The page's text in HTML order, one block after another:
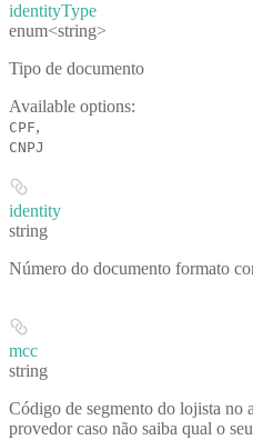
identityType
enum<string>
Tipo de documento
Available options:
CPF,
CNPJ
identity
string
Número do documento formato
mcc
string
Código de segmento do lojista no
provedor caso não saiba qual o